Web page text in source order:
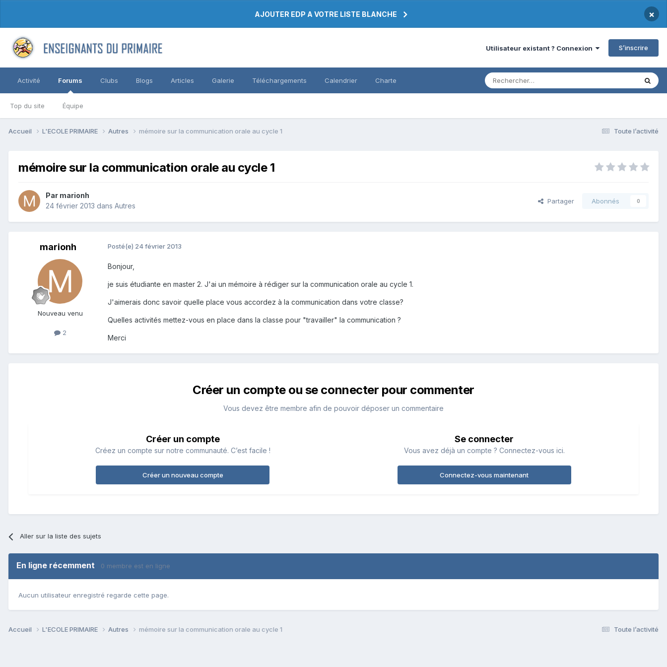
AJOUTER EDP A VOTRE LISTE BLANCHE ×
Utilisateur existant ? Connexion S’inscrire
Activité Forums
Top du site Équipe
Clubs Blogs Articles Galerie Téléchargements Calendrier Charte
Toute l’activité
Accueil L'ECOLE PRIMAIRE Autres mémoire sur la communication orale au cycle 1
mémoire sur la communication orale au cycle 1
Par marionh
24 février 2013 dans Autres
Partager Abonnés 0
marionh
Nouveau venu
2
Posté(e) 24 février 2013
Bonjour,
je suis étudiante en master 2. J'ai un mémoire à rédiger sur la communication orale au cycle 1.
J'aimerais donc savoir quelle place vous accordez à la communication dans votre classe?
Quelles activités mettez-vous en place dans la classe pour "travailler" la communication ?
Merci
Créer un compte ou se connecter pour commenter
Vous devez être membre afin de pouvoir déposer un commentaire
Créer un compte
Créez un compte sur notre communauté. C’est facile !
Créer un nouveau compte
Se connecter
Vous avez déjà un compte ? Connectez-vous ici.
Connectez-vous maintenant
Aller sur la liste des sujets
En ligne récemment 0 membre est en ligne
Aucun utilisateur enregistré regarde cette page.
Toute l’activité
Accueil L'ECOLE PRIMAIRE Autres mémoire sur la communication orale au cycle 1